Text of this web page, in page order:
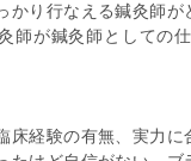
かり行なえる鍼灸師が
師が鍼灸師としての
床経験の有無、実力に